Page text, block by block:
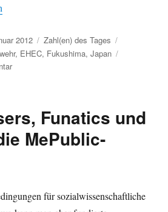
2011: Fukushima und Karl Theodor
2012 Kategorien
Zahl(en) des Tages
, EHEC, Fukushima,Japan
zu
und
Theodor
am
Funatics und
MePublic-
für sozialwissenschaftliche